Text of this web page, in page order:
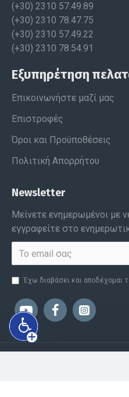
(+30) 2310 57.49.89
(+30) 2310 78.47.75
(+30) 2310 57.49.22
(+30) 2310 78.54.91
Εξυπηρέτηση
Επικοινωνήστε μαζί μας
Επιστροφές
Όροι και Προϋποθέσεις
Πολιτική Απορρήτου
Newsletter
Μείνετε ενημερωμένοι με
εγγραφείτε στο
Έχω διαβάσει και αποδέχομαι